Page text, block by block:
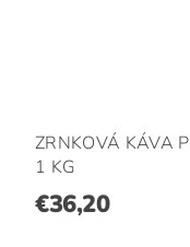
ZRNKOVÁ KÁVA
1 KG
€36,20